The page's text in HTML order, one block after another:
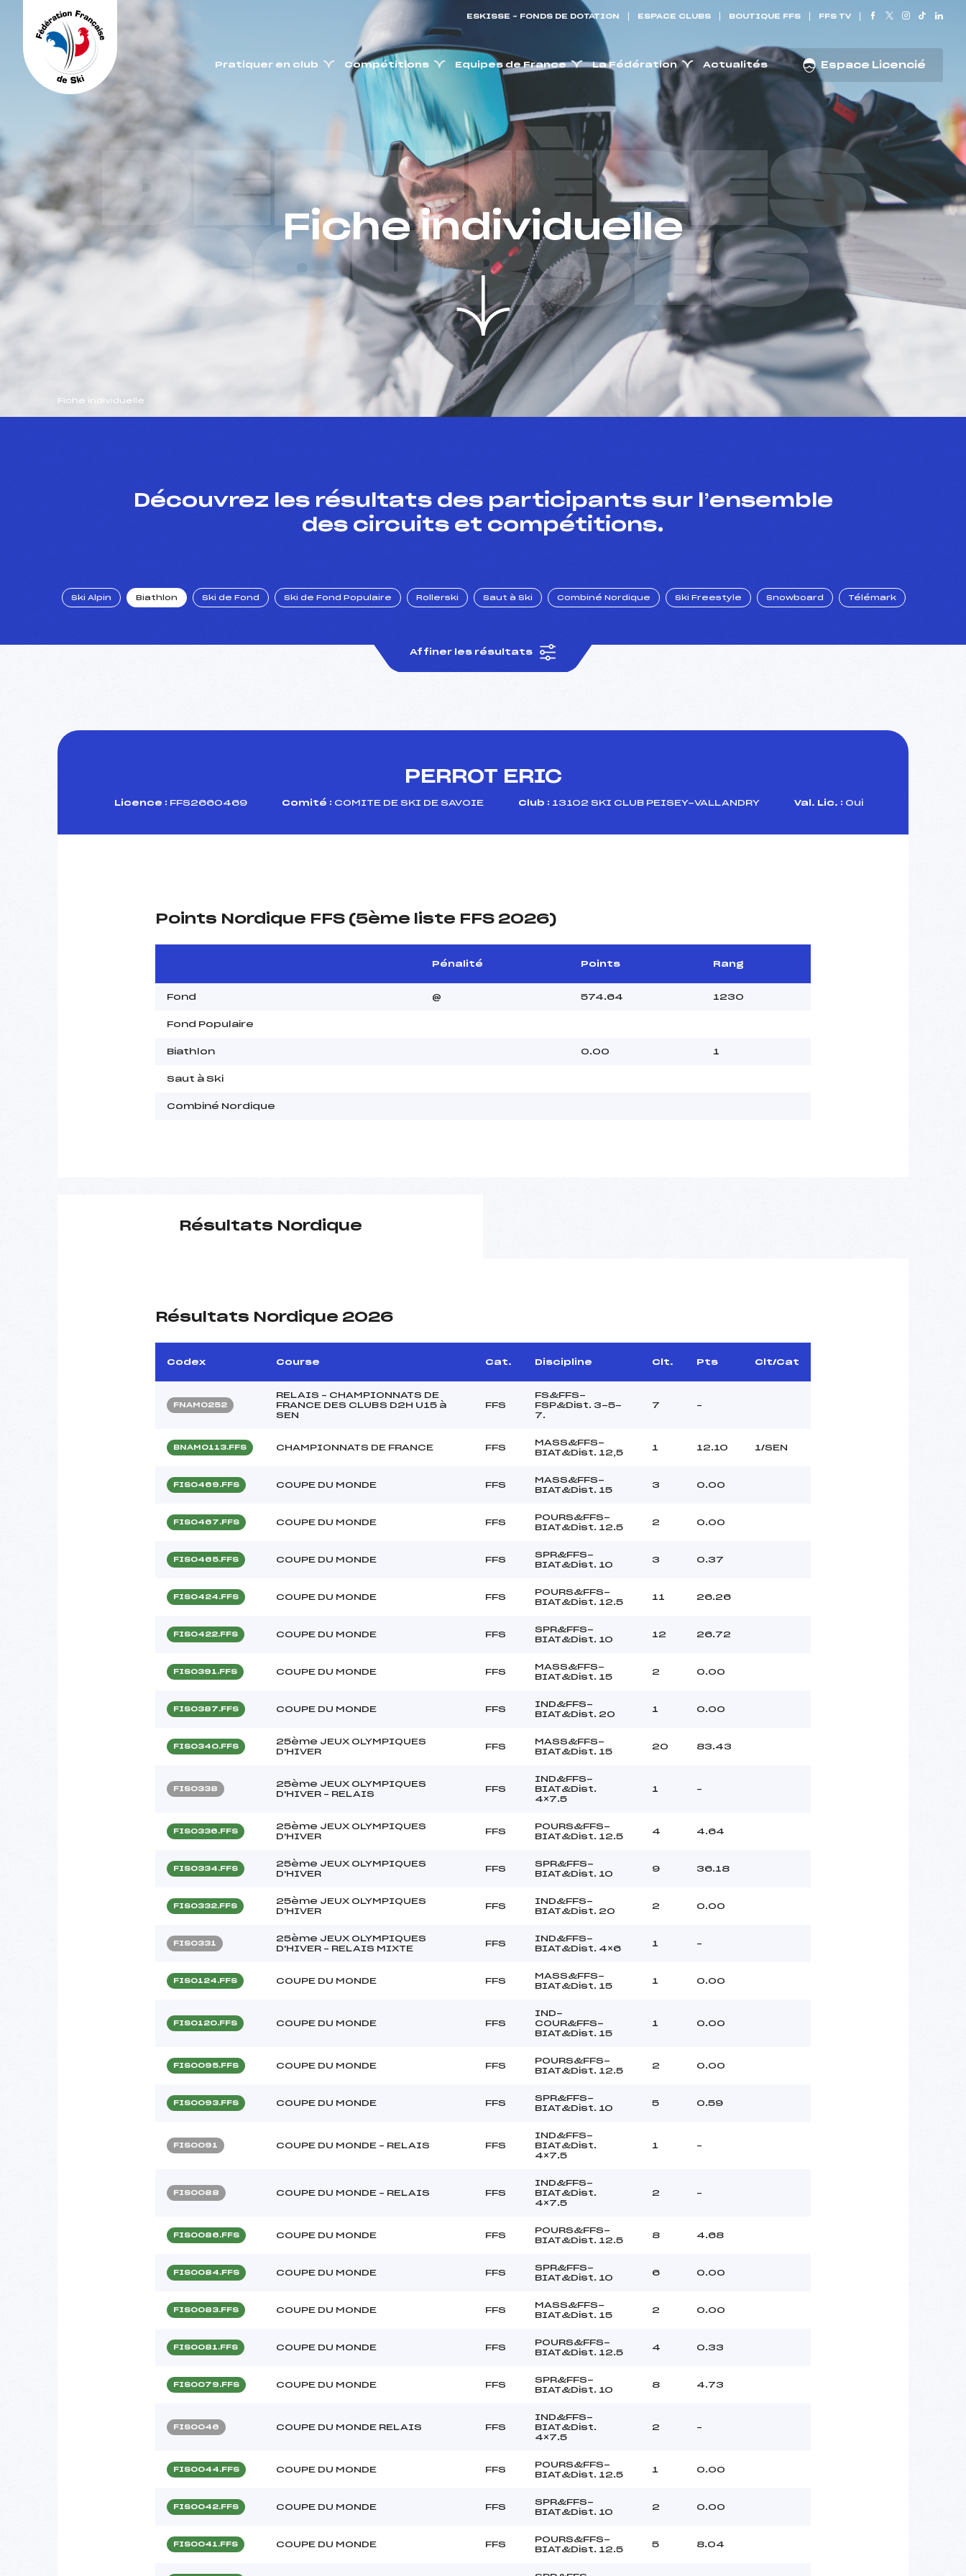
ESKISSE – FONDS DE DOTATION ESPACE CLUBS BOUTIQUE FFS FFS TV
Pratiquer en club Compétitions Equipes de France La Fédération Actualités Espace Licencié
DERNIÈRES
COURSES
Fiche individuelle
Fiche individuelle
Découvrez les résultats des participants sur l’ensemble
des circuits et compétitions.
Ski Alpin Biathlon Ski de Fond Ski de Fond Populaire Rollerski Saut à Ski Combiné Nordique Ski Freestyle Snowboard Télémark
Affiner les résultats
PERROT ERIC
Licence : FFS2660469 Comité : COMITE DE SKI DE SAVOIE Club : 13102 SKI CLUB PEISEY-VALLANDRY Val. Lic. : Oui
Points Nordique FFS (5ème liste FFS 2026)
Pénalité Points Rang
Fond @ 574.64 1230
Fond Populaire
Biathlon 0.00 1
Saut à Ski
Combiné Nordique
Résultats Nordique
Résultats Nordique 2026
Codex Course Cat. Discipline Clt. Pts Clt/Cat
FNAM0252
RELAIS – CHAMPIONNATS DE
FRANCE DES CLUBS D2H U15 à
SEN
FFS
FS&FFS-
FSP&Dist. 3-5-
7.
7 –
BNAM0113.FFS CHAMPIONNATS DE FRANCE FFS
MASS&FFS-
BIAT&Dist. 12,5
1 12.10 1/SEN
FIS0469.FFS COUPE DU MONDE FFS
MASS&FFS-
BIAT&Dist. 15
3 0.00
FIS0467.FFS COUPE DU MONDE FFS
POURS&FFS-
BIAT&Dist. 12.5
2 0.00
FIS0465.FFS COUPE DU MONDE FFS
SPR&FFS-
BIAT&Dist. 10
3 0.37
FIS0424.FFS COUPE DU MONDE FFS
POURS&FFS-
BIAT&Dist. 12.5
11 26.26
FIS0422.FFS COUPE DU MONDE FFS
SPR&FFS-
BIAT&Dist. 10
12 26.72
FIS0391.FFS COUPE DU MONDE FFS
MASS&FFS-
BIAT&Dist. 15
2 0.00
FIS0387.FFS COUPE DU MONDE FFS
IND&FFS-
BIAT&Dist. 20
1 0.00
FIS0340.FFS
25ème JEUX OLYMPIQUES
D'HIVER
FFS
MASS&FFS-
BIAT&Dist. 15
20 83.43
FIS0338
25ème JEUX OLYMPIQUES
D'HIVER – RELAIS
FFS
IND&FFS-
BIAT&Dist.
4×7.5
1 –
FIS0336.FFS
25ème JEUX OLYMPIQUES
D'HIVER
FFS
POURS&FFS-
BIAT&Dist. 12.5
4 4.64
FIS0334.FFS
25ème JEUX OLYMPIQUES
D'HIVER
FFS
SPR&FFS-
BIAT&Dist. 10
9 36.18
FIS0332.FFS
25ème JEUX OLYMPIQUES
D'HIVER
FFS
IND&FFS-
BIAT&Dist. 20
2 0.00
FIS0331
25ème JEUX OLYMPIQUES
D'HIVER – RELAIS MIXTE
FFS
IND&FFS-
BIAT&Dist. 4×6
1 –
FIS0124.FFS COUPE DU MONDE FFS
MASS&FFS-
BIAT&Dist. 15
1 0.00
FIS0120.FFS COUPE DU MONDE FFS
IND-
COUR&FFS-
BIAT&Dist. 15
1 0.00
FIS0095.FFS COUPE DU MONDE FFS
POURS&FFS-
BIAT&Dist. 12.5
2 0.00
FIS0093.FFS COUPE DU MONDE FFS
SPR&FFS-
BIAT&Dist. 10
5 0.59
FIS0091 COUPE DU MONDE – RELAIS FFS
IND&FFS-
BIAT&Dist.
4×7.5
1 –
FIS0088 COUPE DU MONDE – RELAIS FFS
IND&FFS-
BIAT&Dist.
4×7.5
2 –
FIS0086.FFS COUPE DU MONDE FFS
POURS&FFS-
BIAT&Dist. 12.5
8 4.68
FIS0084.FFS COUPE DU MONDE FFS
SPR&FFS-
BIAT&Dist. 10
6 0.00
FIS0083.FFS COUPE DU MONDE FFS
MASS&FFS-
BIAT&Dist. 15
2 0.00
FIS0081.FFS COUPE DU MONDE FFS
POURS&FFS-
BIAT&Dist. 12.5
4 0.33
FIS0079.FFS COUPE DU MONDE FFS
SPR&FFS-
BIAT&Dist. 10
8 4.73
FIS0046 COUPE DU MONDE RELAIS FFS
IND&FFS-
BIAT&Dist.
4×7.5
2 –
FIS0044.FFS COUPE DU MONDE FFS
POURS&FFS-
BIAT&Dist. 12.5
1 0.00
FIS0042.FFS COUPE DU MONDE FFS
SPR&FFS-
BIAT&Dist. 10
2 0.00
FIS0041.FFS COUPE DU MONDE FFS
POURS&FFS-
BIAT&Dist. 12.5
5 8.04